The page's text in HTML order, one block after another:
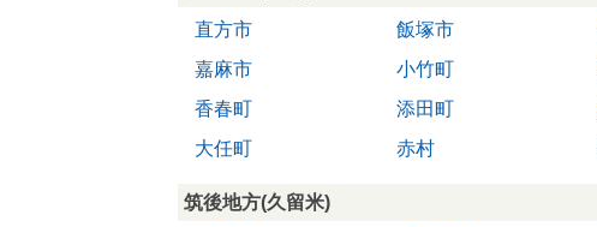
直方市
飯塚市
嘉麻市
小竹町
香春町
添田町
大任町
赤村
筑後地方(久留米)